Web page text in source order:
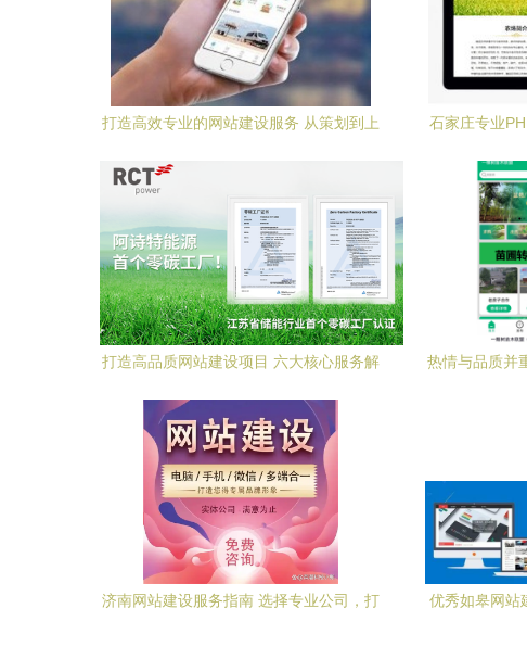
打造高效专业的网站建设服务 从策划到上
石家庄专业
打造高品质网站建设项目 六大核心服务解
热情与品质并
济南网站建设服务指南 选择专业公司，打
优秀如皋网站